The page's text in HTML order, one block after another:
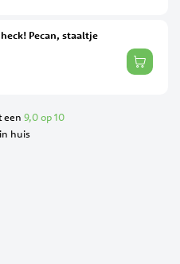
Pecan, staaltje
een 9,0 op 10
huis